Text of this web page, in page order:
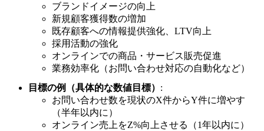
ブランドイメージの向上
新規顧客獲得数の増加
既存顧客への情報提供強化、LTV向上
採用活動の強化
オンラインでの商品・サービス販売促進
業務効率化（お問い合わせ対応の自動化など）
目標の例（具体的な数値目標） :
お問い合わせ数を現状のX件からY件に増やす
（半年以内に）
オンライン売上をZ%向上させる（1年以内に）